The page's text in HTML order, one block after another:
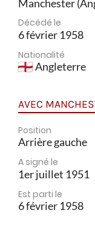
Manchester
Décédé le
6 février 1958
Nationalité
Angleterre
AVEC
Position
Arrière gauche
A signé le
1er juillet 1951
Est parti le
6 février 1958